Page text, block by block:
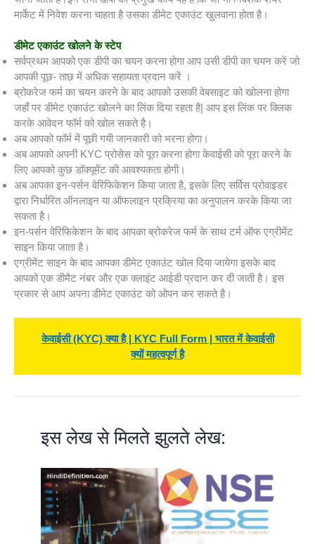
मार्केट में निवेश करना चाहता है उसका डीमेट एकाउंट खुलवाना होता है।
डीमेट एकाउंट खोलने के स्टेप
सर्वप्रथम आपको एक डीपी का चयन करना होगा आप उसी डीपी का चयन करें जो
आपकी पूछ- ताछ में अधिक सहायता प्रदान करें ।
ब्रोकरेज फर्म का चयन करने के बाद आपको उसकी वेबसाइट को खोलना होगा
जहाँ पर डीमेट एकाउंट खोलने का लिंक दिया रहता है| आप इस लिंक पर क्लिक
करके आवेदन फॉर्म को खोल सकते है।
अब आपको फॉर्म में पूछी गयी जानकारी को भरना होगा।
अब आपको अपनी KYC प्रोसेस को पूरा करना होगा केवाईसी को पूरा करने के
लिए आपको कुछ डॉक्यूमेंट की आवश्यकता होगी।
अब आपका इन-पर्सन वेरिफिकेशन किया जाता है, इसके लिए सर्विस प्रोवाइडर
द्वारा निर्धारित ऑनलाइन या ऑफलाइन प्रक्रिया का अनुपालन करके किया जा
सकता है।
इन-पर्सन वेरिफिकेशन के बाद आपका ब्रोकरेज फर्म के साथ टर्म ऑफ एग्रीमेंट
साइन किया जाता है।
एग्रीमेंट साइन के बाद आपका डीमेट एकाउंट खोल दिया जायेगा इसके बाद
आपको एक डीमैट नंबर और एक क्लाइंट आईडी प्रदान कर दी जाती है। इस
प्रकार से आप अपना डीमेट एकाउंट को ओपन कर सकते है।
केवाईसी (KYC) क्या है | KYC Full Form | भारत में केवाईसी
क्यों महत्वपूर्ण है
इस लेख से मिलते झुलते लेख: